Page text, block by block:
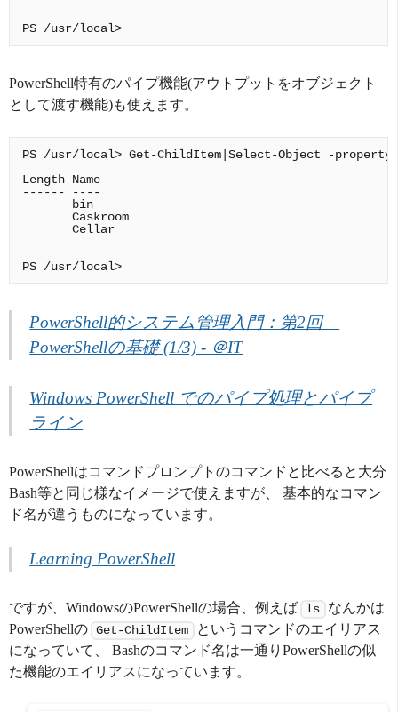
PowerShell特有のパイプ機能(アウトプットをオブジェクト
として渡す機能)も使えます。
PS /usr/local> Get-ChildItem|Select-Object -
Length Name
------ ----
       bin
       Caskroom
       Cellar
PowerShell的システム管理入門：第2回
PowerShellの基礎 (1/3) - ＠IT
Windows PowerShell でのパイプ処理とパイプ
ライン
PowerShellはコマンドプロンプトのコマンドと比べると大分
Bash等と同じ様なイメージで使えますが、 基本的なコマン
ド名が違うものになっています。
Learning PowerShell
ですが、WindowsのPowerShellの場合、例えば ls
なんかは
PowerShellの Get-ChildItem
というコマンドのエイリアス
になっていて、 Bashのコマンド名は一通りPowerShellの似
た機能のエイリアスになっています。